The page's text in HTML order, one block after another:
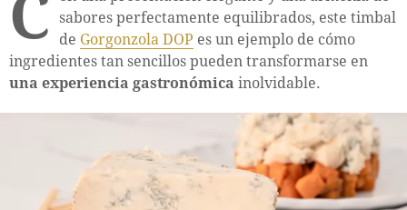
C
sabores perfectamente equilibrados, este timbal
de Gorgonzola DOP es un ejemplo de cómo
ingredientes tan sencillos pueden transformarse en
una experiencia gastronómica inolvidable.